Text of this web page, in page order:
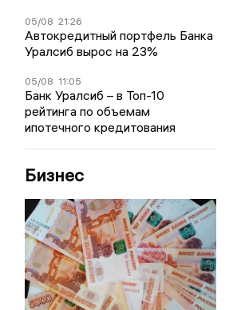
05/08 21:26
Автокредитный портфель Банка
Уралсиб вырос на 23%
05/08 11:05
Банк Уралсиб – в Топ-10
рейтинга по объемам
ипотечного кредитования
Бизнес